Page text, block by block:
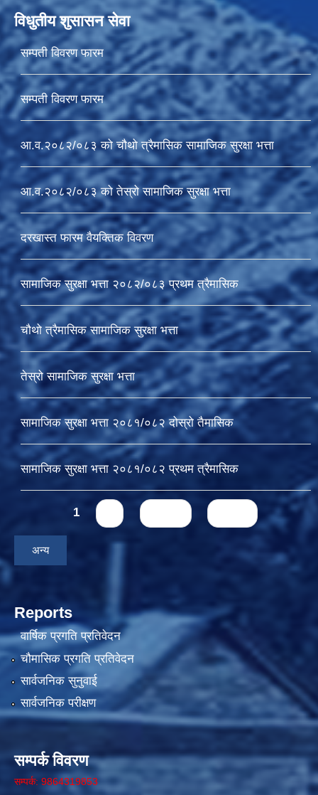
विधुतीय शुसासन सेवा
सम्पती विवरण फारम
सम्पती विवरण फारम
आ.व.२०८२/०८३ को चौथो त्रैमासिक सामाजिक सुरक्षा भत्ता
आ.व.२०८२/०८३ को तेस्रो सामाजिक सुरक्षा भत्ता
दरखास्त फारम वैयक्तिक विवरण
सामाजिक सुरक्षा भत्ता २०८२/०८३ प्रथम त्रैमासिक
चौथो त्रैमासिक सामाजिक सुरक्षा भत्ता
तेस्रो सामाजिक सुरक्षा भत्ता
सामाजिक सुरक्षा भत्ता २०८१/०८२ दोस्रो तैमासिक
सामाजिक सुरक्षा भत्ता २०८१/०८२ प्रथम त्रैमासिक
Pages1
अन्य
Reports
वार्षिक प्रगति प्रतिवेदन
चौमासिक प्रगति प्रतिवेदन
सार्वजनिक सुनुवाई
सार्वजनिक परीक्षण
सम्पर्क विवरण
सम्पर्क: 9864319853